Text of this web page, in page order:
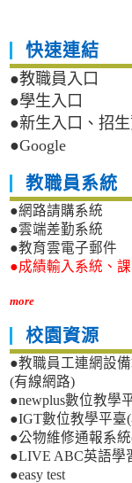
快速連結
●教職員入口
●學生入口
●新生入口、招
●Google
教職員系統
●網路請購系統
●雲端差勤系統
●教育雲電子郵件
●成績輸入系統、
more
校園資源
●教職員工連網設
(有線網路)
●newplus數位教學
●IGT數位教學平臺
●公物維修通報系
●LIVE ABC英語學
●easy test